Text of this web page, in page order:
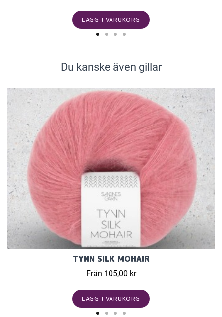
LÄGG I VARUKORG
Du kanske även gillar
TYNN SILK MOHAIR
Från 105,00 kr
LÄGG I VARUKORG